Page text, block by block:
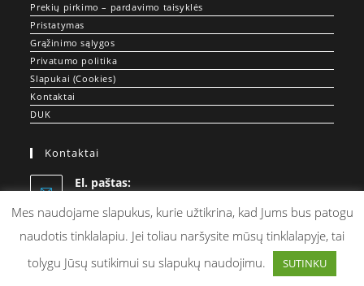
Prekių pirkimo – pardavimo taisyklės
Pristatymas
Grąžinimo sąlygos
Privatumo politika
Slapukai (Cookies)
Kontaktai
DUK
Kontaktai
El. paštas:
Opens
in
application
© DOPRINT.LT - Spauda ant Drabužių ir Merch Gamyba
Mes naudojame slapukus, kurie užtikrina, kad Jums bus patogu
naudotis tinklalapiu. Jei toliau naršysite mūsų tinklalapyje, tai
tolygu Jūsų sutikimui su slapukų naudojimu.
SUTINKU